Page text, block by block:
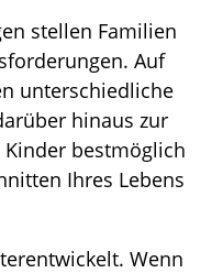
stellen Familien
Auf
unterschiedliche
hinaus zur
bestmöglich
Ihres Lebens
Wenn